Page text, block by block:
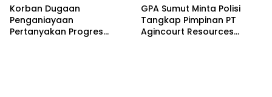
Korban Dugaan
Penganiayaan
Pertanyakan Progres
GPA Sumut Minta Polisi
Tangkap Pimpinan PT
Agincourt Resources